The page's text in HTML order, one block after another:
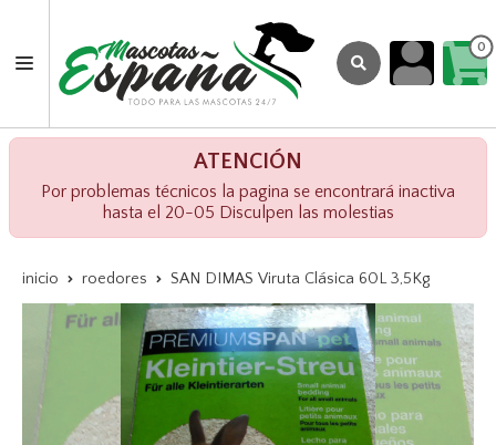
0
ATENCIÓN
Por problemas técnicos la pagina se encontrará inactiva
hasta el 20-05 Disculpen las molestias
inicio roedores SAN DIMAS Viruta Clásica 60L 3,5Kg